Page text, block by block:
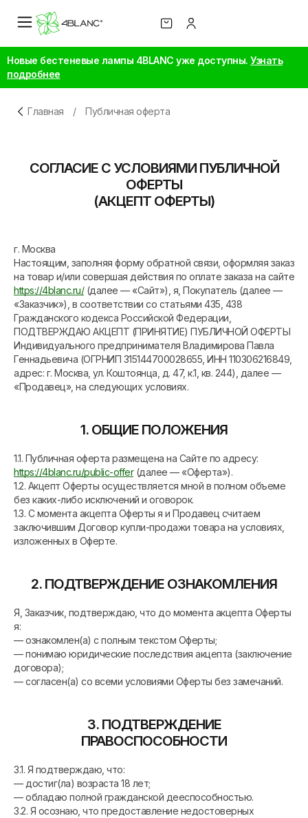
Новые бестеневые лампы 4BLANC уже доступны. Узнать
подробнее
Главная / Публичная оферта
СОГЛАСИЕ С УСЛОВИЯМИ ПУБЛИЧНОЙ
ОФЕРТЫ
(АКЦЕПТ ОФЕРТЫ)
г. Москва
Настоящим, заполняя форму обратной связи, оформляя заказ
на товар и/или совершая действия по оплате заказа на сайте
https://4blanc.ru/(далее — «Сайт»), я, Покупатель (далее —
«Заказчик»), в соответствии со статьями 435, 438
Гражданского кодекса Российской Федерации,
ПОДТВЕРЖДАЮ АКЦЕПТ (ПРИНЯТИЕ) ПУБЛИЧНОЙ ОФЕРТЫ
Индивидуального предпринимателя Владимирова Павла
Геннадьевича (ОГРНИП 315144700028655, ИНН 110306216849,
адрес: г. Москва, ул. Коштоянца, д. 47, к.1, кв. 244), далее —
«Продавец», на следующих условиях.
1. ОБЩИЕ ПОЛОЖЕНИЯ
1.1. Публичная оферта размещена на Сайте по адресу:
https://4blanc.ru/public-offer(далее — «Оферта»).
1.2. Акцепт Оферты осуществляется мной в полном объеме
без каких-либо исключений и оговорок.
1.3. С момента акцепта Оферты я и Продавец считаем
заключившим Договор купли-продажи товара на условиях,
изложенных в Оферте.
2. ПОДТВЕРЖДЕНИЕ ОЗНАКОМЛЕНИЯ
Я, Заказчик, подтверждаю, что до момента акцепта Оферты
я:
— ознакомлен(а) с полным текстом Оферты;
— понимаю юридические последствия акцепта (заключение
договора);
— согласен(а) со всеми условиями Оферты без замечаний.
3. ПОДТВЕРЖДЕНИЕ
ПРАВОСПОСОБНОСТИ
3.1. Я подтверждаю, что:
— достиг(ла) возраста 18 лет;
— обладаю полной гражданской дееспособностью.
3.2. Я осознаю, что предоставление недостоверных